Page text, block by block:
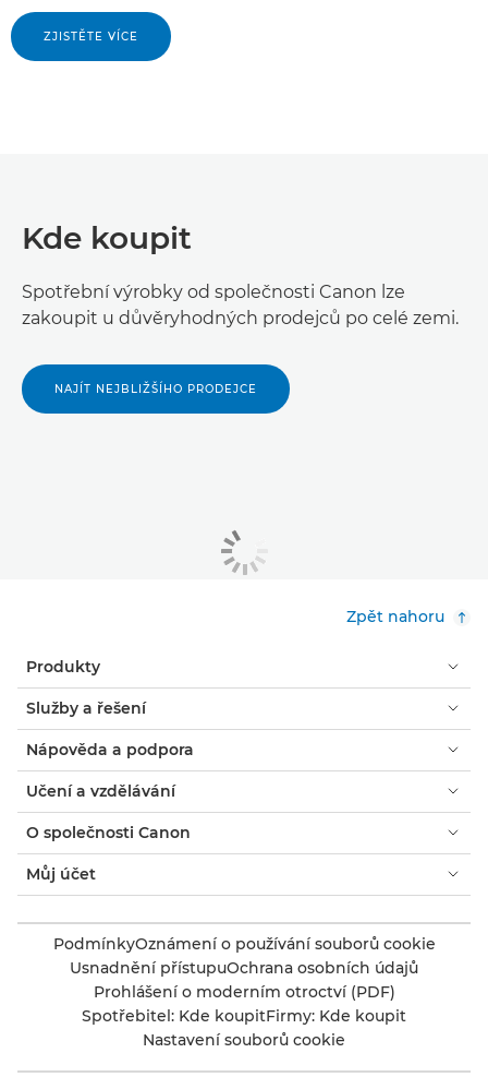
ZJISTĚTE VÍCE
Kde koupit
Spotřební výrobky od společnosti Canon lze
zakoupit u důvěryhodných prodejců po celé zemi.
NAJÍT NEJBLIŽŠÍHO PRODEJCE
Zpět nahoru
Produkty
Služby a řešení
Nápověda a podpora
Učení a vzdělávání
O společnosti Canon
Můj účet
PodmínkyOznámení o používání souborů cookie
Usnadnění přístupuOchrana osobních údajů
Prohlášení o moderním otroctví (PDF)
Spotřebitel: Kde koupitFirmy: Kde koupit
Nastavení souborů cookie